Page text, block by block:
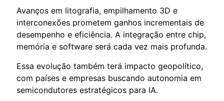
Avanços em litografia, empilhamento 3D e
interconexões prometem ganhos incrementais de
desempenho e eficiência. A integração entre chip,
memória e software será cada vez mais profunda.
Essa evolução também terá impacto geopolítico,
com países e empresas buscando autonomia em
semicondutores estratégicos para IA.